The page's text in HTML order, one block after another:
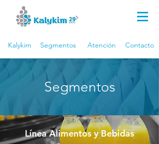
(51) 99659.2814
Kalykim Indústria Química
Kalykim Segmentos Atención Contacto
Segmentos
Línea Alimentos y Bebidas